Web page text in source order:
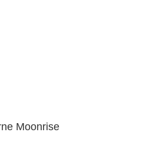
Moonrise